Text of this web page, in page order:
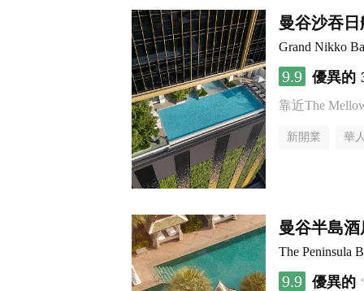
曼谷沙吞
Grand Nikko
9.9 優異的
靠近The
新開業 華
曼谷半島酒
The Peninsula
9.9 優異的